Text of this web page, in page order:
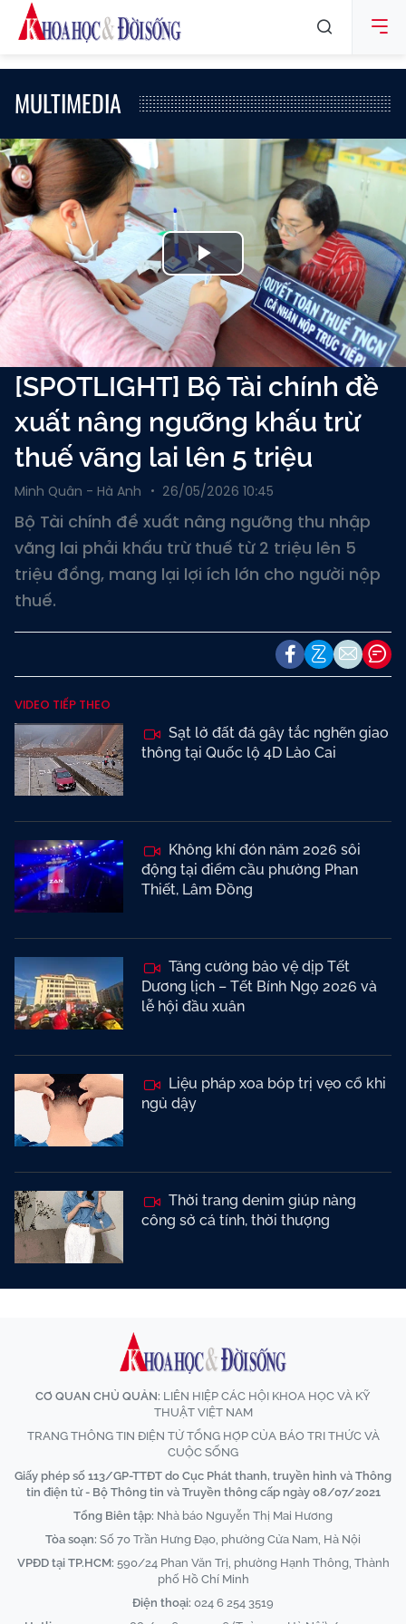
MULTIMEDIA
Play
Video
[SPOTLIGHT] Bộ Tài chính đề
xuất nâng ngưỡng khấu trừ
thuế vãng lai lên 5 triệu
Minh Quân - Hà Anh 26/05/2026 10:45
Bộ Tài chính đề xuất nâng ngưỡng thu nhập
vãng lai phải khấu trừ thuế từ 2 triệu lên 5
triệu đồng, mang lại lợi ích lớn cho người nộp
thuế.
VIDEO TIẾP THEO
Sạt lở đất đá gây tắc nghẽn giao
thông tại Quốc lộ 4D Lào Cai
Không khí đón năm 2026 sôi
động tại điểm cầu phường Phan
Thiết, Lâm Đồng
Tăng cường bảo vệ dịp Tết
Dương lịch – Tết Bính Ngọ 2026 và
lễ hội đầu xuân
Liệu pháp xoa bóp trị vẹo cổ khi
ngủ dậy
Thời trang denim giúp nàng
công sở cá tính, thời thượng
CƠ QUAN CHỦ QUẢN: LIÊN HIỆP CÁC HỘI KHOA HỌC VÀ KỸ
THUẬT VIỆT NAM
TRANG THÔNG TIN ĐIỆN TỬ TỔNG HỢP CỦA BÁO TRI THỨC VÀ
CUỘC SỐNG
Giấy phép số 113/GP-TTĐT do Cục Phát thanh, truyền hình và Thông
tin điện tử - Bộ Thông tin và Truyền thông cấp ngày 08/07/2021
Tổng Biên tập: Nhà báo Nguyễn Thị Mai Hương
Tòa soạn: Số 70 Trần Hưng Đạo, phường Cửa Nam, Hà Nội
VPĐD tại TP.HCM: 590/24 Phan Văn Trị, phường Hạnh Thông, Thành
phố Hồ Chí Minh
Điện thoại: 024 6 254 3519